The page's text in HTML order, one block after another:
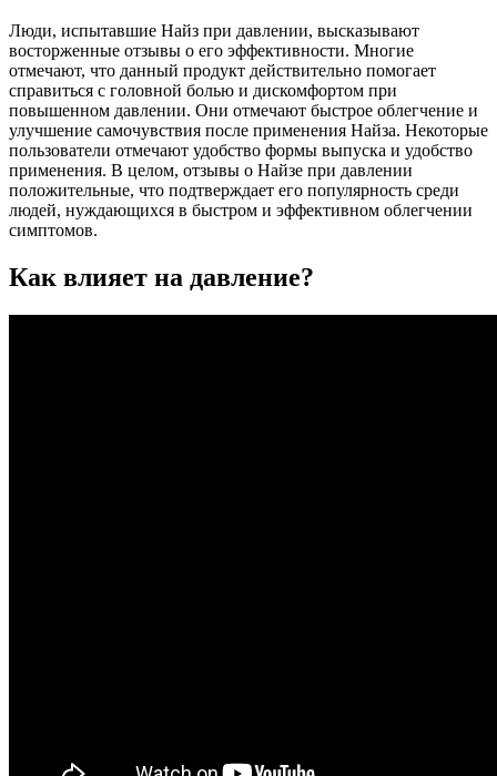
Люди, испытавшие Найз при давлении, высказывают
восторженные отзывы о его эффективности. Многие
отмечают, что данный продукт действительно помогает
справиться с головной болью и дискомфортом при
повышенном давлении. Они отмечают быстрое облегчение и
улучшение самочувствия после применения Найза. Некоторые
пользователи отмечают удобство формы выпуска и удобство
применения. В целом, отзывы о Найзе при давлении
положительные, что подтверждает его популярность среди
людей, нуждающихся в быстром и эффективном облегчении
симптомов.
Как влияет на давление?